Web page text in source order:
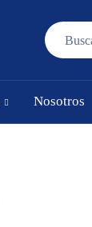
Nosotros